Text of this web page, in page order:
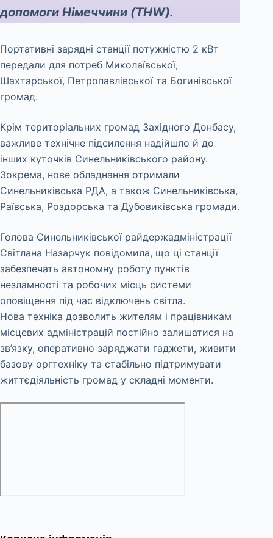
допомоги Німеччини (THW).
Портативні зарядні станції потужністю 2 кВт
передали для потреб Миколаївської,
Шахтарської, Петропавлівської та Богинівської
громад.
Крім територіальних громад Західного Донбасу,
важливе технічне підсилення надійшло й до
інших куточків Синельниківського району.
Зокрема, нове обладнання отримали
Синельниківська РДА, а також Синельниківська,
Раївська, Роздорська та Дубовиківська громади.
Голова Синельниківської райдержадміністрації
Світлана Назарчук повідомила, що ці станції
забезпечать автономну роботу пунктів
незламності та робочих місць системи
оповіщення під час відключень світла.
Нова техніка дозволить жителям і працівникам
місцевих адміністрацій постійно залишатися на
зв’язку, оперативно заряджати гаджети, живити
базову оргтехніку та стабільно підтримувати
життєдіяльність громад у складні моменти.